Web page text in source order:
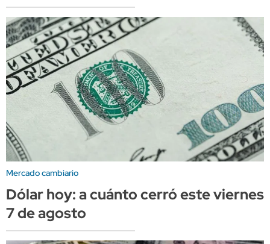
Mercado cambiario
Dólar hoy: a cuánto cerró este viernes
7 de agosto